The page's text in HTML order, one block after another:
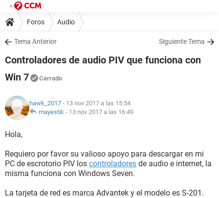
Foros Audio
Tema Anterior Siguiente Tema
Controladores de audio PIV que funciona con
Win 7
Cerrado
hawk_2017 - 13 nov 2017 a las 15:54
mayestik - 13 nov 2017 a las 16:49
Hola,
Requiero por favor su valioso apoyo para descargar en mi
PC de escrotorio PIV los controladores de audio e internet, la
misma funciona con Windows Seven.
La tarjeta de red es marca Advantek y el modelo es S-201.